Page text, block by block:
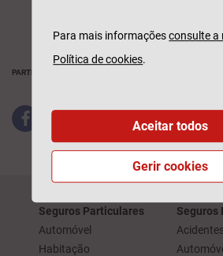
PARTILHAR
Seguros Particulares
Automóvel
Habitação
Seguros
Para mais informaçõesconsulte a
Política de cookies.
Gerir cookies
Aceitar todos